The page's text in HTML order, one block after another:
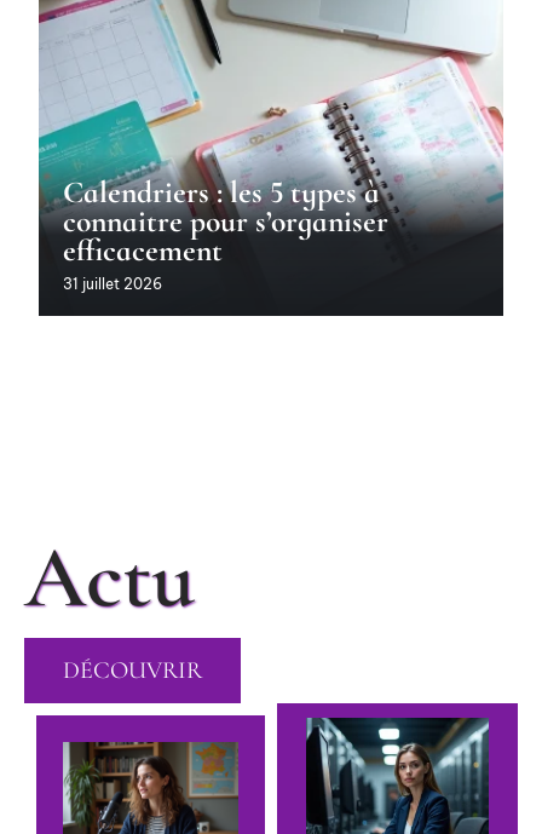
Calendriers : les 5 types à
connaitre pour s’organiser
efficacement
31 juillet 2026
Actu
DÉCOUVRIR